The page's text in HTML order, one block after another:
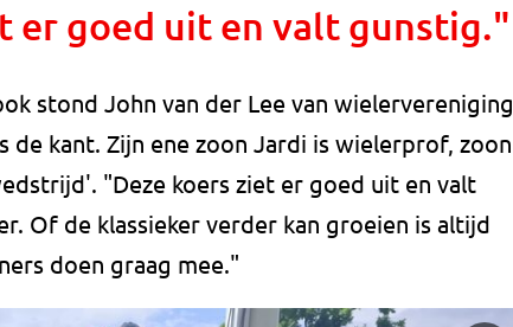
er goed uit en valt gunstig."
stond John van der Lee van wielervereniging
kant. Zijn ene zoon Jardi is wielerprof, zoon
"Deze koers ziet er goed uit en valt
Of de klassieker verder kan groeien is altijd
doen graag mee."